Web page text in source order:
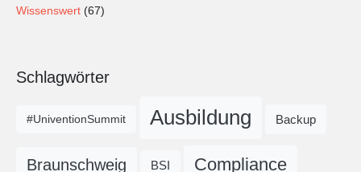
Wissenswert (67)
Schlagwörter
#UniventionSummit Ausbildung Backup
Braunschweig BSI Compliance